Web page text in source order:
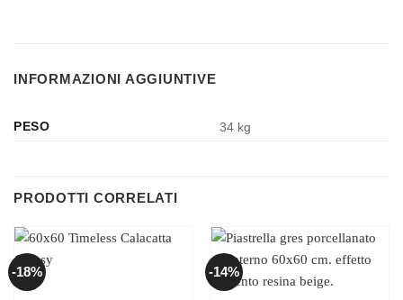
INFORMAZIONI AGGIUNTIVE
PESO 34 kg
PRODOTTI CORRELATI
-18% -14%